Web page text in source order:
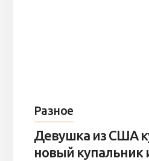
Разное
Девушка из США
новый купальник